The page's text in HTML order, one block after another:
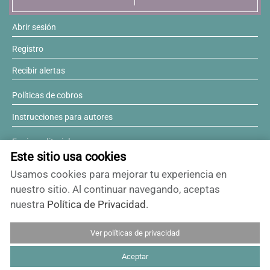
Resúmenes de congresos
Noticias
Este sitio usa cookies
Usamos cookies para mejorar tu experiencia en
nuestro sitio. Al continuar navegando, aceptas
nuestra Política de Privacidad.
Ver políticas de privacidad
Aceptar
Abrir sesión
Registro
Recibir alertas
Políticas de cobros
Instrucciones para autores
Equipo editorial
Comité editorial
¿Desea ser revisor?
Contactos y soporte
ISSN 0717-6384